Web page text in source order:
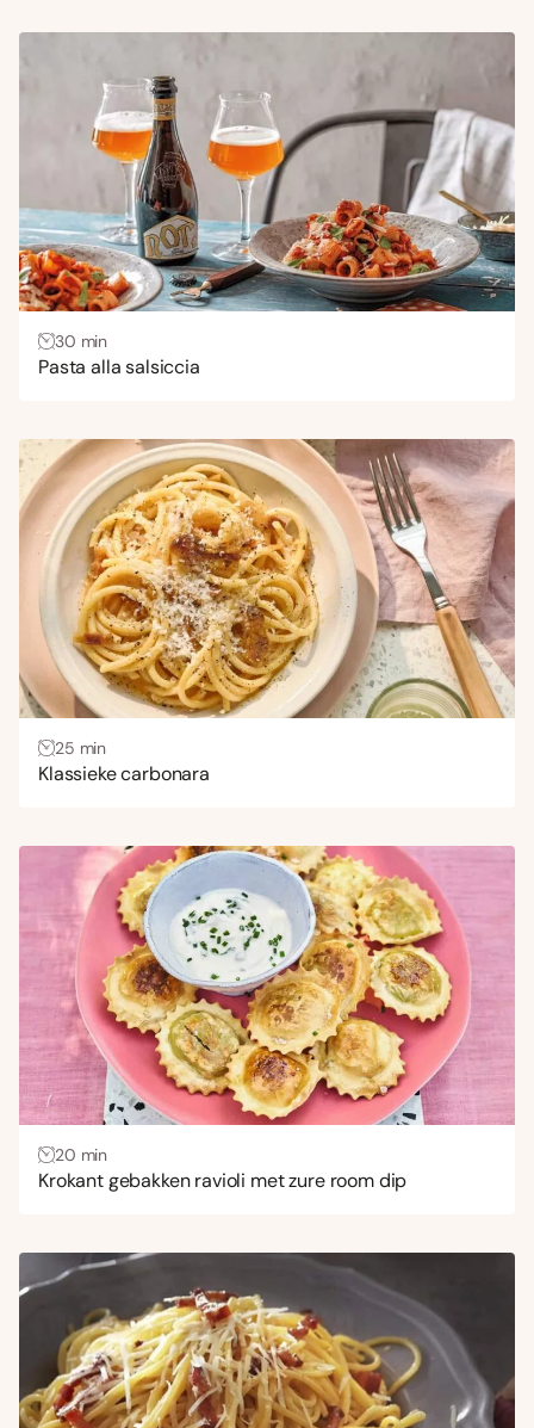
30 min
Pasta alla salsiccia
25 min
Klassieke carbonara
20 min
Krokant gebakken ravioli met zure room dip